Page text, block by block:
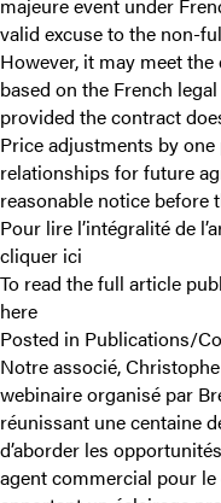
valid excuse to the non-
However, it may meet
based on the French
provided the contract
Price adjustments by
relationships for future
reasonable notice before
Pour lire l’intégralité de
cliquer ici
To read the full article
here
Posted in Publications/
Notre associé,
webinaire organisé par
réunissant une centaine
d’aborder les
agent commercial pour le